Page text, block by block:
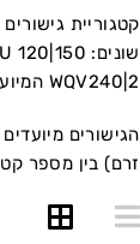
קטגוריית
WQV240|2 המיועד לחתך הגדול ביותר בסדרה ומחייב חיבור בעזרת בורג.
הגישורים
זרם) בין מספר